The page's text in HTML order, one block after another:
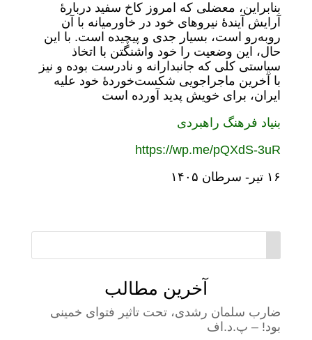
بنابراین، معضلی که امروز کاخ سفید دربارۀ
آرایش آیندۀ نیروهای خود در خاورمیانه با آن
روبه‌رو است، بسیار جدی و پیچیده است. با این
حال، این وضعیت را خود واشنگتن با اتخاذ
سیاستی کلی که جانبدارانه و نادرست بوده و نیز
با آخرین ماجراجویی شکست‌خوردۀ خود علیه
ایران، برای خویش پدید آورده است
بنیاد فرهنگ راهبردی
https://wp.me/pQXdS-3uR
١۶ تیر- سرطان ١۴٠۵
آخرین مطالب
ضارب سلمان رشدی، تحت تاثیر فتوای خمینی
بود! – پ.د.اف